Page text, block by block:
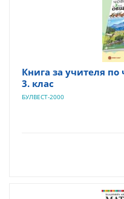
Книга за учителя по
3. клас
БУЛВЕСТ-2000